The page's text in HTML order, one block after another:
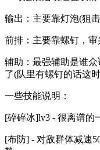
输出：主要靠灯泡(狙
前排：主要靠螺钉，
辅助：最强辅助是谁
了(队里有螺钉的话这
一些技能说明：
[碎碎冰]lv3 - 很离谱的
[布防] - 对敌群体减速